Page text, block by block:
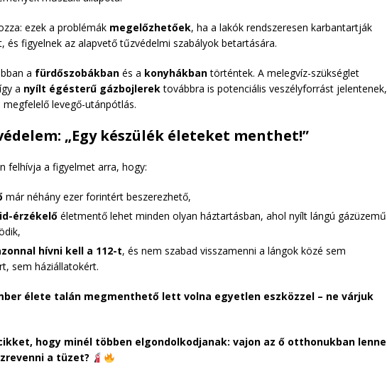
ezek a problémák megelőzhetőek, ha a lakók rendszeresen karbantartják
és figyelnek az alapvető tűzvédelmi szabályok betartására.
a fürdőszobákban és a konyhákbantörténtek. A melegvíz-szükséglet
a nyílt égésterű gázbojlerektovábbra is potenciális veszélyforrást jelentenek,
levegő-utánpótlás.
„Egy készülék életeket menthet!”
felhívja a figyelmet arra, hogy:
már néhány ezer forintért beszerezhető,
érzékelő életmentő lehet minden olyan háztartásban, ahol nyílt lángú gázüzemű
hívni kell a 112-t, és nem szabad visszamenni a lángok közé sem
sem háziállatokért.
élete talán megmenthető lett volna egyetlen eszközzel – ne várjuk
hogy minél többen elgondolkodjanak: vajon az ő otthonukban lenne
a tüzet?